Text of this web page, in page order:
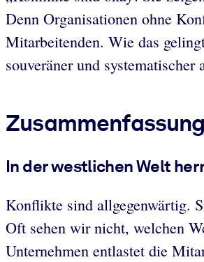
Denn Organisationen ohne
Mitarbeitenden. Wie das
souveräner und
Zusammenfassung
In der westlichen Welt
Konflikte sind allgegenwärtig.
Oft sehen wir nicht, welchen
Unternehmen entlastet die